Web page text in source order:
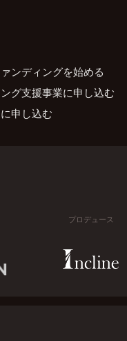
ンディングを始める
グ支援事業に申し込む
申し込む
プロデュース